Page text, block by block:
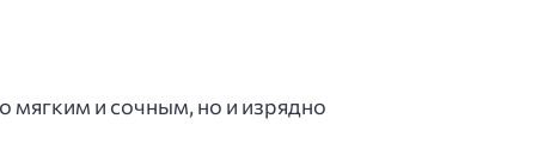
мягким и сочным, но и изрядно